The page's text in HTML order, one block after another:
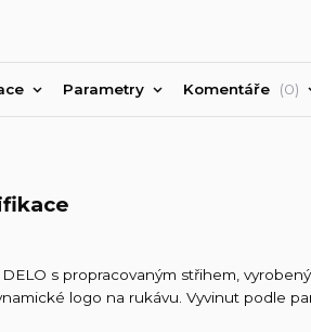
Parametry Komentáře 0
s propracovaným střihem,
logo na rukávu. Vyvinut podle